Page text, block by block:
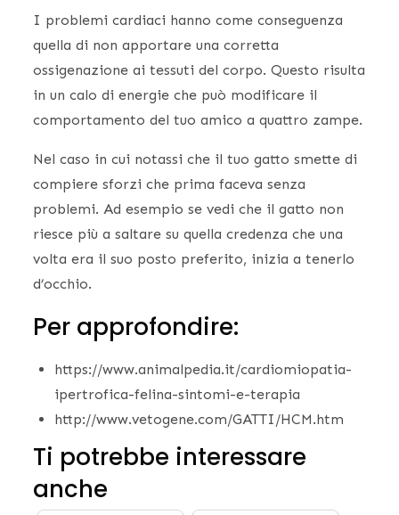
I problemi cardiaci hanno come conseguenza
quella di non apportare una corretta
ossigenazione ai tessuti del corpo. Questo risulta
in un calo di energie che può modificare il
comportamento del tuo amico a quattro zampe.
Nel caso in cui notassi che il tuo gatto smette di
compiere sforzi che prima faceva senza
problemi. Ad esempio se vedi che il gatto non
riesce più a saltare su quella credenza che una
volta era il suo posto preferito, inizia a tenerlo
d’occhio.
Per approfondire:
https://www.animalpedia.it/cardiomiopatia-
ipertrofica-felina-sintomi-e-terapia
http://www.vetogene.com/GATTI/HCM.htm
Ti potrebbe interessare
anche